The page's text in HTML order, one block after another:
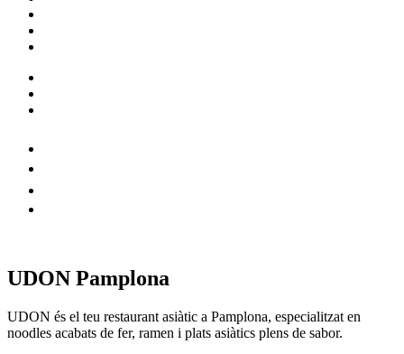
UDON Pamplona
UDON és el teu restaurant asiàtic a Pamplona, especialitzat en
noodles acabats de fer, ramen i plats asiàtics plens de sabor.